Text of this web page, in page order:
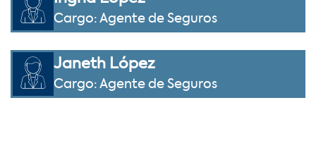
Cargo: Agente de Seguros
Janeth López
Cargo: Agente de Seguros